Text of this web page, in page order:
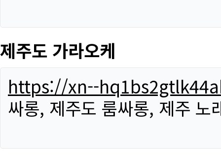
제주도 가라오케
https://xn--
싸롱, 제주도 룸싸롱, 제주 노